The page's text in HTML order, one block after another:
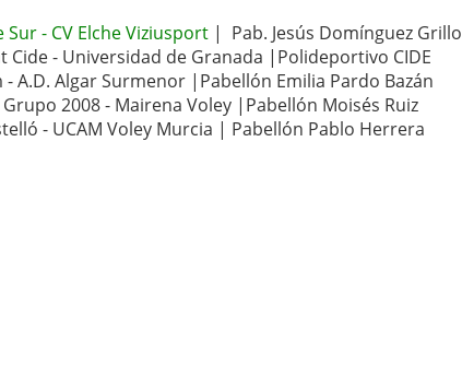
- CV Elche Viziusport | Pab. Jesús Domínguez Grillo
Cide - Universidad de Granada |Polideportivo CIDE
A.D. Algar Surmenor |Pabellón Emilia Pardo Bazán
2008 - Mairena Voley |Pabellón Moisés Ruiz
- UCAM Voley Murcia | Pabellón Pablo Herrera